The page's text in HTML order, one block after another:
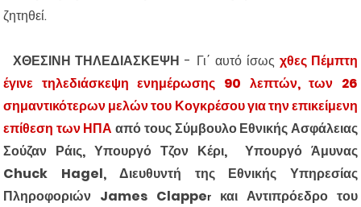
ζητηθεί.
ΧΘΕΣΙΝΗ ΤΗΛΕΔΙΑΣΚΕΨΗ - Γι΄ αυτό ίσως χθες Πέμπτη
έγινε τηλεδιάσκεψη ενημέρωσης 90 λεπτών, των 26
σημαντικότερων μελών του Κογκρέσου για την επικείμενη
επίθεση των ΗΠΑαπό τους Σύμβουλο Εθνικής Ασφάλειας
Σούζαν Ράις, Υπουργό Τζον Κέρι, Υπουργό Άμυνας
Chuck Hagel, Διευθυντή της Εθνικής Υπηρεσίας
Πληροφοριών James Clapper και Αντιπρόεδρο του